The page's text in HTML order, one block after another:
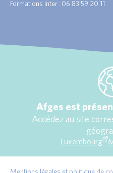
Formations Inter : 06 83 59 20 11
Afges est
Accédez au site
Luxembourg